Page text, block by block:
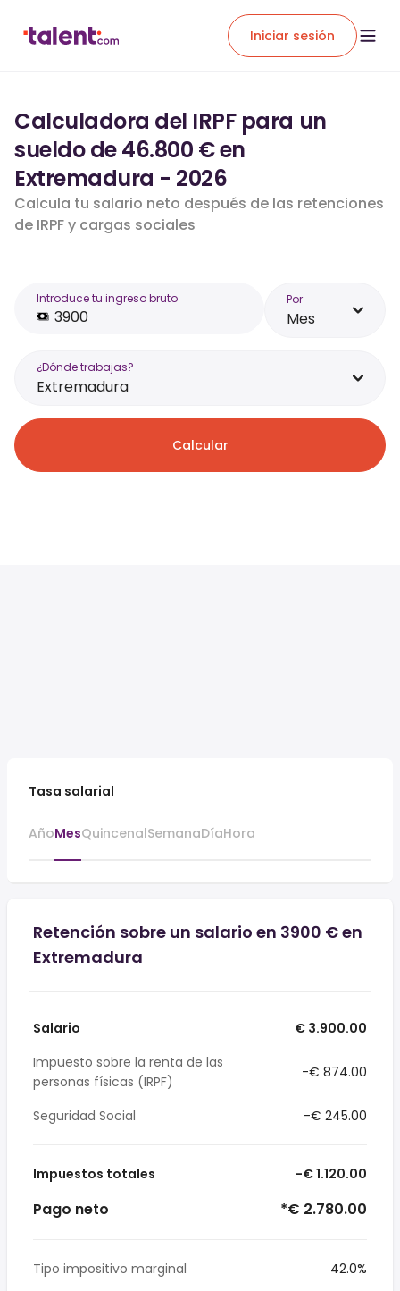
Iniciar sesión
Calculadora del IRPF para un
sueldo de 46.800 € en
Extremadura - 2026
Calcula tu salario neto después de las retenciones
de IRPF y cargas sociales
Introduce tu ingreso bruto Por
Mes
¿Dónde trabajas?
Extremadura
Calcular
Tasa salarial
AñoMesQuincenalSemanaDíaHora
Retención sobre un salario en 3900 € en
Extremadura
Salario
€ 3.900.00
Impuesto sobre la renta de las
personas físicas (IRPF)
-€ 874.00
Seguridad Social -€ 245.00
Impuestos totales -€ 1.120.00
Pago neto *€ 2.780.00
Tipo impositivo marginal
42.0%